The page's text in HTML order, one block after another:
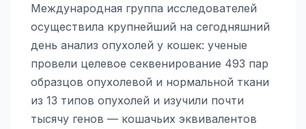
Международная группа исследователей
осуществила крупнейший на сегодняшний
день анализ опухолей у кошек: ученые
провели целевое секвенирование 493 пар
образцов опухолевой и нормальной ткани
из 13 типов опухолей и изучили почти
тысячу генов — кошачьих эквивалентов